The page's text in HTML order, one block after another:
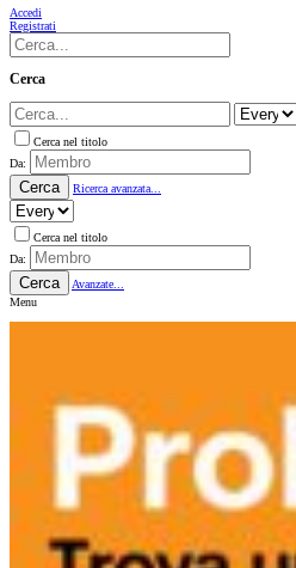
Accedi
Registrati
Cerca
Cerca nel titolo
Da:
Cerca Ricerca avanzata...
Cerca nel titolo
Da:
Cerca
Avanzate...
Menu